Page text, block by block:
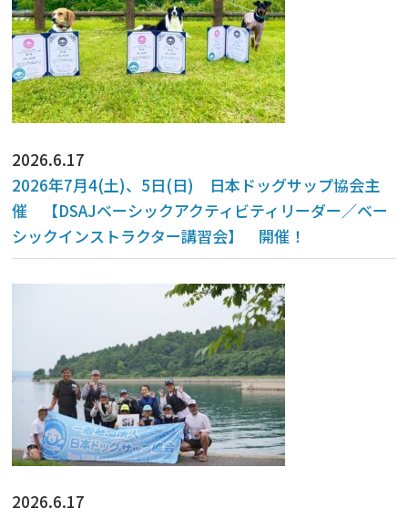
2026.6.17
2026年7月4(土)、5日(日) 日本ドッグサップ協会主
催 【DSAJベーシックアクティビティリーダー／ベー
シックインストラクター講習会】 開催！
2026.6.17